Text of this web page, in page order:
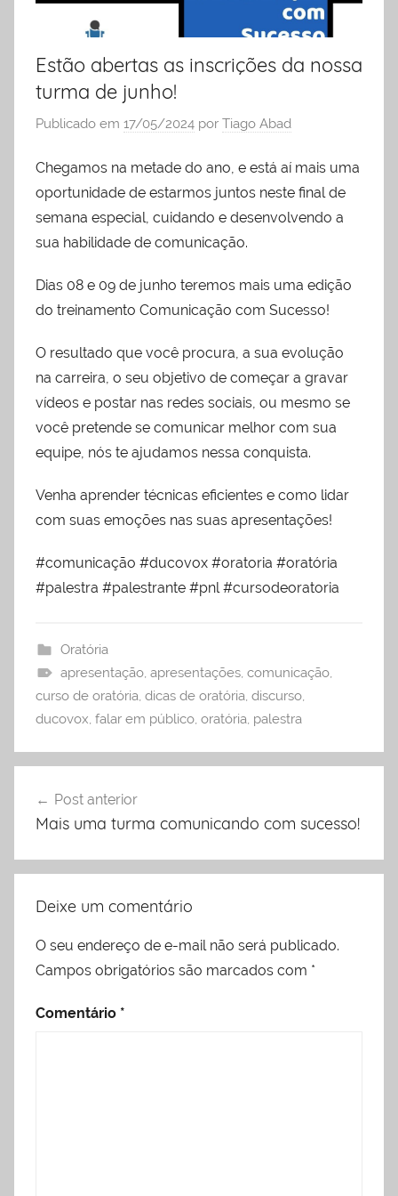
liderança
Estão abertas as inscrições da nossa
turma de junho!
Publicado em 17/05/2024 por Tiago Abad
Chegamos na metade do ano, e está aí mais uma
oportunidade de estarmos juntos neste final de
semana especial, cuidando e desenvolvendo a
sua habilidade de comunicação.
Dias 08 e 09 de junho teremos mais uma edição
do treinamento Comunicação com Sucesso!
O resultado que você procura, a sua evolução
na carreira, o seu objetivo de começar a gravar
vídeos e postar nas redes sociais, ou mesmo se
você pretende se comunicar melhor com sua
equipe, nós te ajudamos nessa conquista.
Venha aprender técnicas eficientes e como lidar
com suas emoções nas suas apresentações!
#comunicação #ducovox #oratoria #oratória
#palestra #palestrante #pnl #cursodeoratoria
Oratória
apresentação, apresentações, comunicação,
curso de oratória, dicas de oratória, discurso,
ducovox, falar em público, oratória, palestra
de
Post anterior
Mais uma turma comunicando com sucesso!
Deixe um comentário
O seu endereço de e-mail não será publicado.
Campos obrigatórios são marcados com *
Comentário *